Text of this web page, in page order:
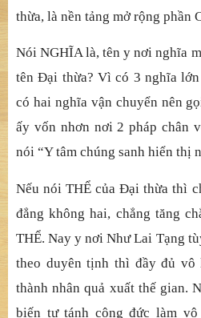
thừa, là nền tảng mở rộng phần
Nói NGHĨA là, tên y nơi nghĩa
tên Đại thừa? Vì có 3 nghĩa
có hai nghĩa vận chuyển nên
ấy vốn nhơn nơi 2 pháp chân
nói “Y tâm chúng sanh hiển thị
Nếu nói THỂ của Đại thừa thì
đẳng không hai, chẳng tăng
THỂ. Nay y nơi Như Lai Tạng
theo duyên tịnh thì đầy đủ vô
thành nhân quả xuất thế gian.
biến tự tánh công đức làm